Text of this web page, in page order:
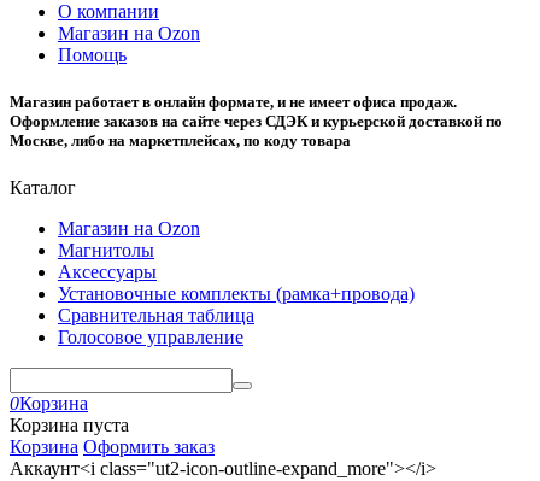
О компании
Магазин на Ozon
Помощь
Магазин работает в онлайн формате, и не имеет офиса продаж.
Оформление заказов на сайте через СДЭК и курьерской доставкой по
Москве, либо на маркетплейсах, по коду товара
Каталог
Магазин на Ozon
Магнитолы
Аксессуары
Установочные комплекты (рамка+провода)
Сравнительная таблица
Голосовое управление
0Корзина
Корзина пуста
Корзина Оформить заказ
Аккаунт<i class="ut2-icon-outline-expand_more"></i>